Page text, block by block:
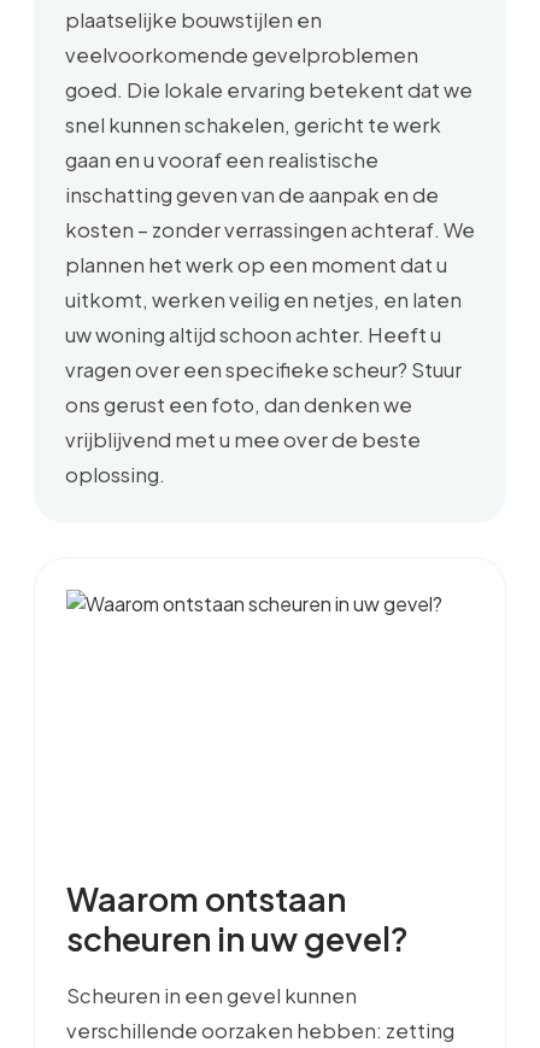
plaatselijke bouwstijlen en
veelvoorkomende gevelproblemen
goed. Die lokale ervaring betekent dat we
snel kunnen schakelen, gericht te werk
gaan en u vooraf een realistische
inschatting geven van de aanpak en de
kosten – zonder verrassingen achteraf. We
plannen het werk op een moment dat u
uitkomt, werken veilig en netjes, en laten
uw woning altijd schoon achter. Heeft u
vragen over een specifieke scheur? Stuur
ons gerust een foto, dan denken we
vrijblijvend met u mee over de beste
oplossing.
Waarom ontstaan
scheuren in uw gevel?
Scheuren in een gevel kunnen
verschillende oorzaken hebben: zetting